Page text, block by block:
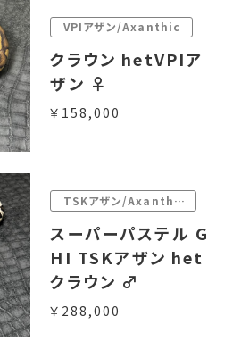
VPIアザン/Axanthic
クラウン hetVPIア
ザン ♀
￥158,000
TSKアザン/Axanthic
スーパーパステル G
HI TSKアザン het
クラウン ♂
￥288,000